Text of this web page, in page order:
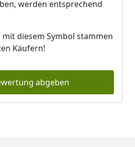
werden entsprechend
diesem Symbol stammen
Käufern!
abgeben